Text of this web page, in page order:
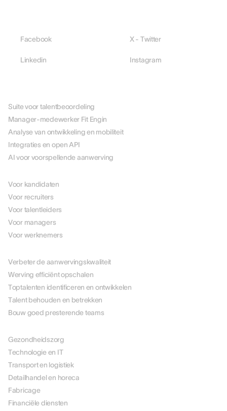
Facebook X - Twitter
Linkedin Instagram
Suite voor talentbeoordeling
Manager-medewerker Fit Engin
Analyse van ontwikkeling en mobiliteit
Integraties en open API
AI voor voorspellende aanwerving
Voor kandidaten
Voor recruiters
Voor talentleiders
Voor managers
Voor werknemers
Verbeter de aanwervingskwaliteit
Werving efficiënt opschalen
Toptalenten identificeren en ontwikkelen
Talent behouden en betrekken
Bouw goed presterende teams
Gezondheidszorg
Technologie en IT
Transport en logistiek
Detailhandel en horeca
Fabricage
Financiële diensten